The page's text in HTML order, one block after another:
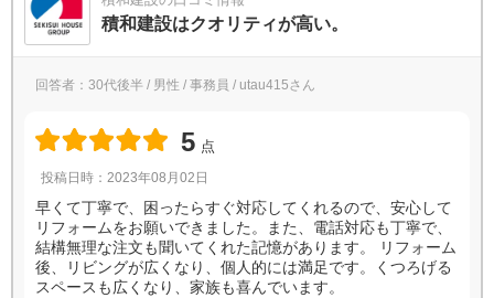
積和建設はクオリティが高い。
回答者：30代後半 / 男性 / 事務員 / utau415さん
5 点
投稿日時：2023年08月02日
早くて丁寧で、困ったらすぐ対応してくれるので、安心して
リフォームをお願いできました。また、電話対応も丁寧で、
結構無理な注文も聞いてくれた記憶があります。 リフォーム
後、リビングが広くなり、個人的には満足です。くつろげる
スペースも広くなり、家族も喜んでいます。